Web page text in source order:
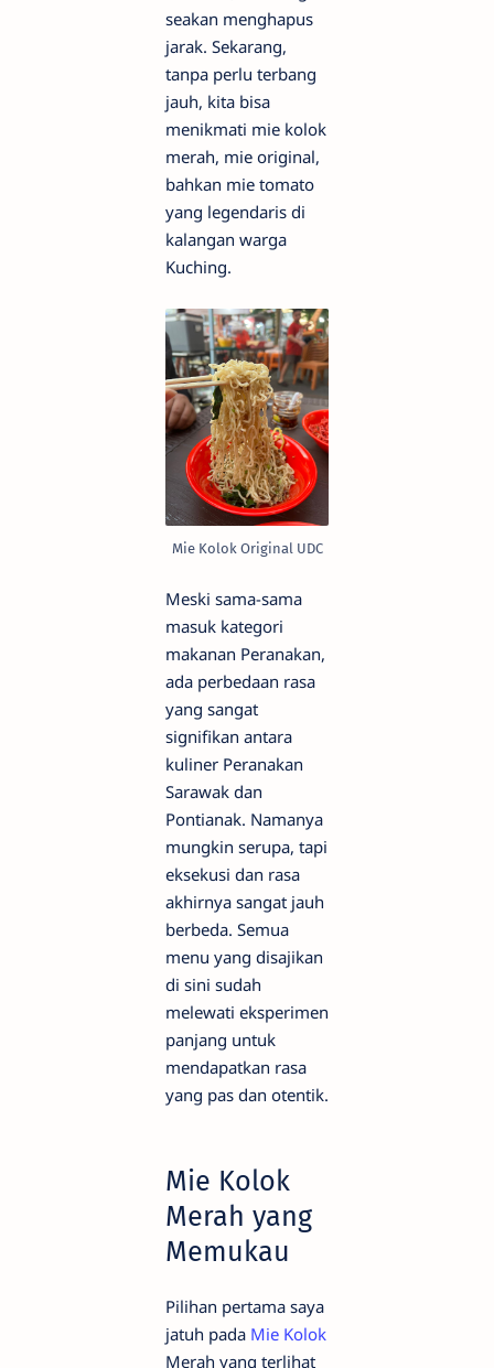
seakan menghapus
jarak. Sekarang,
tanpa perlu terbang
jauh, kita bisa
menikmati mie kolok
merah, mie original,
bahkan mie tomato
yang legendaris di
kalangan warga
Kuching.
Mie Kolok Original UDC
Meski sama-sama
masuk kategori
makanan Peranakan,
ada perbedaan rasa
yang sangat
signifikan antara
kuliner Peranakan
Sarawak dan
Pontianak. Namanya
mungkin serupa, tapi
eksekusi dan rasa
akhirnya sangat jauh
berbeda. Semua
menu yang disajikan
di sini sudah
melewati eksperimen
panjang untuk
mendapatkan rasa
yang pas dan otentik.
Mie Kolok
Merah yang
Memukau
Pilihan pertama saya
jatuh pada Mie Kolok
Merah yang terlihat